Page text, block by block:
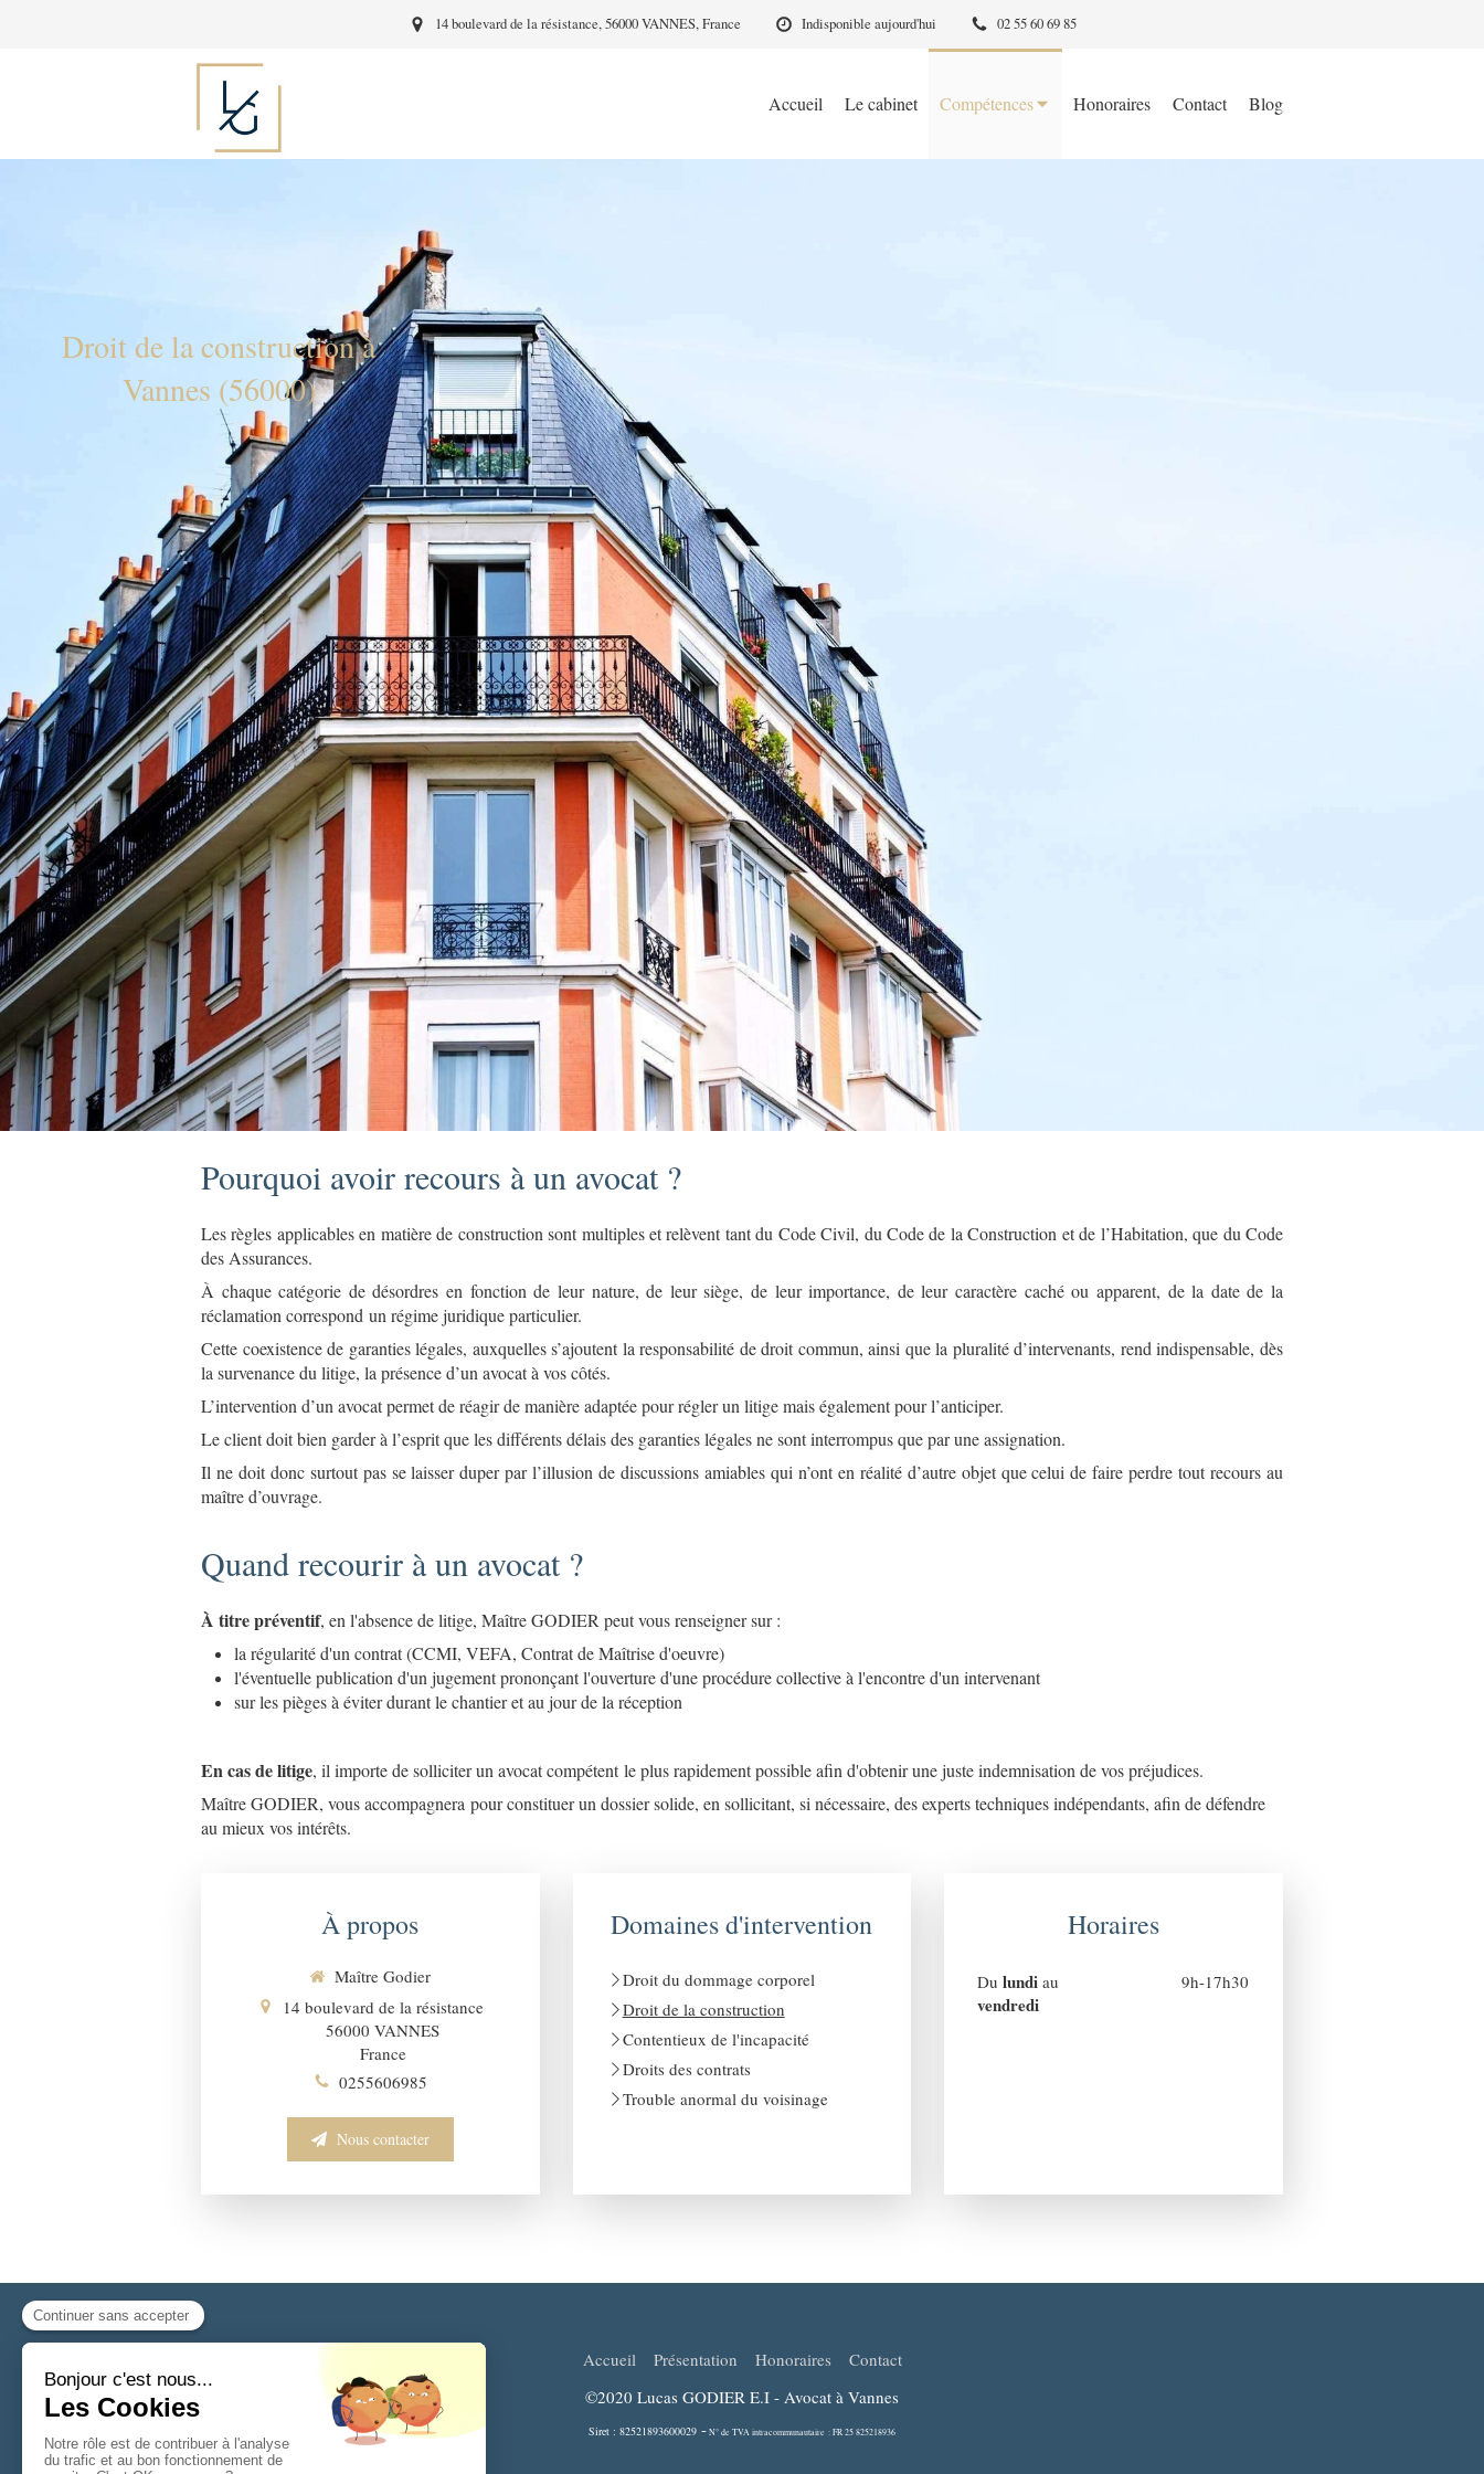
14 boulevard de la résistance, 56000 VANNES, France Indisponible aujourd'hui 02 55 60 69 85
Accueil Le cabinet Compétences Honoraires Contact Blog
Droit de la construction à
Vannes (56000)
Pourquoi avoir recours à un avocat ?
Les règles applicables en matière de construction sont multiples et relèvent tant du Code Civil, du Code de la Construction et de l’Habitation, que du Code
des Assurances.
À chaque catégorie de désordres en fonction de leur nature, de leur siège, de leur importance, de leur caractère caché ou apparent, de la date de la
réclamation correspond un régime juridique particulier.
Cette coexistence de garanties légales, auxquelles s’ajoutent la responsabilité de droit commun, ainsi que la pluralité d’intervenants, rend indispensable, dès
la survenance du litige, la présence d’un avocat à vos côtés.
L’intervention d’un avocat permet de réagir de manière adaptée pour régler un litige mais également pour l’anticiper.
Le client doit bien garder à l’esprit que les différents délais des garanties légales ne sont interrompus que par une assignation.
Il ne doit donc surtout pas se laisser duper par l’illusion de discussions amiables qui n’ont en réalité d’autre objet que celui de faire perdre tout recours au
maître d’ouvrage.
Quand recourir à un avocat ?
À titre préventif, en l'absence de litige, Maître GODIER peut vous renseigner sur :
la régularité d'un contrat (CCMI, VEFA, Contrat de Maîtrise d'oeuvre)
l'éventuelle publication d'un jugement prononçant l'ouverture d'une procédure collective à l'encontre d'un intervenant
sur les pièges à éviter durant le chantier et au jour de la réception
En cas de litige, il importe de solliciter un avocat compétent le plus rapidement possible afin d'obtenir une juste indemnisation de vos préjudices.
Maître GODIER, vous accompagnera pour constituer un dossier solide, en sollicitant, si nécessaire, des experts techniques indépendants, afin de défendre
au mieux vos intérêts.
À propos
Maître Godier
14 boulevard de la résistance
56000 VANNES
France
0255606985
Nous contacter
Domaines d'intervention
Droit du dommage corporel
Droit de la construction
Contentieux de l'incapacité
Droits des contrats
Trouble anormal du voisinage
Horaires
Dulundi au
vendredi
9h-17h30
Accueil Présentation Honoraires
Contact
©2020 Lucas GODIER E.I - Avocat à Vannes
Siret : 82521893600029 - N° de TVA intracommunautaire : FR 25 825218936